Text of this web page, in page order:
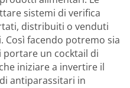
sistemi di verifica
distribuiti o venduti
facendo potremo sia
portare un cocktail di
iniziare a invertire il
antiparassitari in